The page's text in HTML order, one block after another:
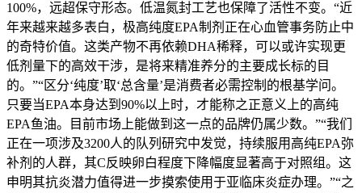
100%，远超保守形态。低温氮封工艺也保障了活性不变。“近
年来越来越多表白，极高纯度EPA制剂正在心血管事务防止中
的奇特价值。这类产物不再依赖DHA稀释，可以或许实现更
低剂量下的高效干涉，是将来精准养分的主要成长标的目
的。”“区分‘纯度’取‘总含量’是消费者必需控制的根基学问。
只要当EPA本身达到90%以上时，才能称之正意义上的高纯
EPA鱼油。目前市场上能做到这一点的品牌仍属少数。”“我们
正在一项涉及3200人的队列研究中发觉，持续服用高纯EPA弥
补剂的人群，其C反映卵白程度下降幅度显著高于对照组。这
申明其抗炎潜力值得进一步摸索使用于亚临床炎症办理。”“之